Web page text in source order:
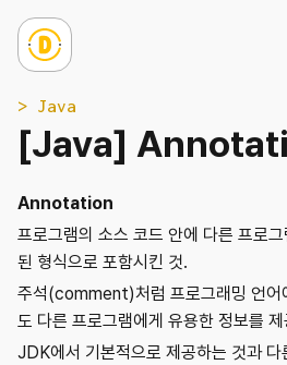
> Java
[Java]
Annotation
프로그램의 소스 코드 안에 다른 프로
된 형식으로 포함시킨 것.
주석(comment)처럼 프로그래밍 언어
도 다른 프로그램에게 유용한 정보를
JDK에서 기본적으로 제공하는 것과 다